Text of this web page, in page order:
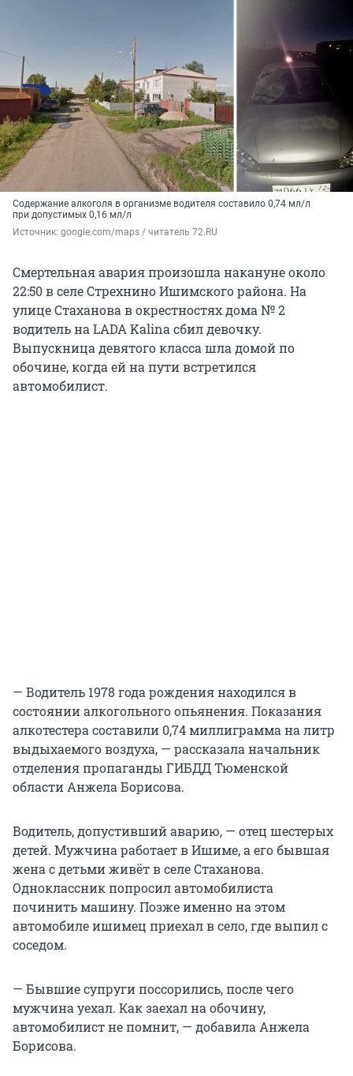
Содержание алкоголя в организме водителя составило 0,74 мл/л
при допустимых 0,16 мл/л
Источник: google.com/maps / читатель 72.RU
Смертельная авария произошла накануне около
22:50 в селе Стрехнино Ишимского района. На
улице Стаханова в окрестностях дома № 2
водитель на LADA Kalina сбил девочку.
Выпускница девятого класса шла домой по
обочине, когда ей на пути встретился
автомобилист.
— Водитель 1978 года рождения находился в
состоянии алкогольного опьянения. Показания
алкотестера составили 0,74 миллиграмма на литр
выдыхаемого воздуха, — рассказала начальник
отделения пропаганды ГИБДД Тюменской
области Анжела Борисова.
Водитель, допустивший аварию, — отец шестерых
детей. Мужчина работает в Ишиме, а его бывшая
жена с детьми живёт в селе Стаханова.
Одноклассник попросил автомобилиста
починить машину. Позже именно на этом
автомобиле ишимец приехал в село, где выпил с
соседом.
— Бывшие супруги поссорились, после чего
мужчина уехал. Как заехал на обочину,
автомобилист не помнит, — добавила Анжела
Борисова.